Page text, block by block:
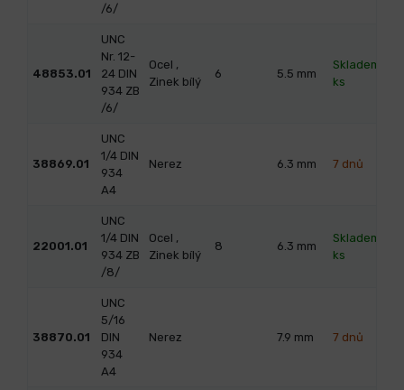
/6/
48853.01
UNC
Nr. 12-
24 DIN
934 ZB
/6/
Ocel ,
Zinek bílý
6 5.5 mm
Skladem
ks
38869.01
UNC
1/4 DIN
934
A4
Nerez 6.3 mm 7 dnů
22001.01
UNC
1/4 DIN
934 ZB
/8/
Ocel ,
Zinek bílý
8 6.3 mm
Skladem
ks
38870.01
UNC
5/16
DIN
934
A4
Nerez 7.9 mm 7 dnů